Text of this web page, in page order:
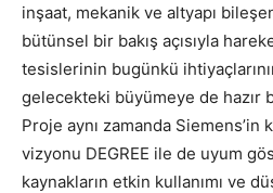
inşaat, mekanik ve altyapı
bütünsel bir bakış açısıyla
tesislerinin bugünkü
gelecekteki büyümeye de hazır
Proje aynı zamanda
vizyonu DEGREE ile de uyum
kaynakların etkin kullanımı ve